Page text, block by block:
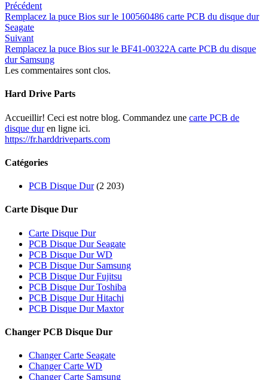
Précédent
Remplacez la puce Bios sur le 100560486 carte PCB du disque dur
Seagate
Suivant
Remplacez la puce Bios sur le BF41-00322A carte PCB du disque
dur Samsung
Les commentaires sont clos.
Hard Drive Parts
Accueillir! Ceci est notre blog. Commandez une carte PCB de
disque duren ligne ici.
https://fr.harddriveparts.com
Catégories
PCB Disque Dur(2 203)
Carte Disque Dur
Carte Disque Dur
PCB Disque Dur Seagate
PCB Disque Dur WD
PCB Disque Dur Samsung
PCB Disque Dur Fujitsu
PCB Disque Dur Toshiba
PCB Disque Dur Hitachi
PCB Disque Dur Maxtor
Changer PCB Disque Dur
Changer Carte Seagate
Changer Carte WD
Changer Carte Samsung